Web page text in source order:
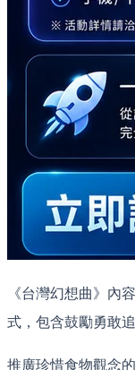
《台灣幻想曲》內
式，包含鼓勵勇敢
推廣珍惜食物觀念